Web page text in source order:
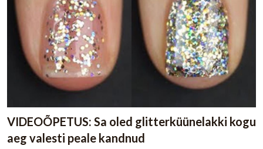
VIDEOÕPETUS: Sa oled glitterküünelakki kogu
aeg valesti peale kandnud